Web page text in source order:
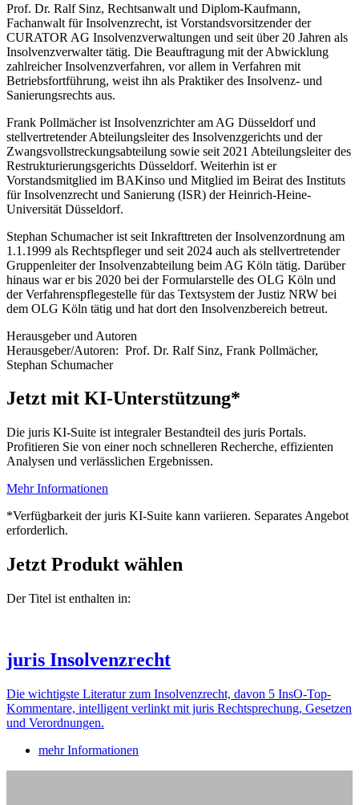
Prof. Dr. Ralf Sinz, Rechtsanwalt und Diplom-Kaufmann,
Fachanwalt für Insolvenzrecht, ist Vorstandsvorsitzender der
CURATOR AG Insolvenzverwaltungen und seit über 20 Jahren als
Insolvenzverwalter tätig. Die Beauftragung mit der Abwicklung
zahlreicher Insolvenzverfahren, vor allem in Verfahren mit
Betriebsfortführung, weist ihn als Praktiker des Insolvenz- und
Sanierungsrechts aus.
Frank Pollmächer ist Insolvenzrichter am AG Düsseldorf und
stellvertretender Abteilungsleiter des Insolvenzgerichts und der
Zwangsvollstreckungsabteilung sowie seit 2021 Abteilungsleiter des
Restrukturierungsgerichts Düsseldorf. Weiterhin ist er
Vorstandsmitglied im BAKinso und Mitglied im Beirat des Instituts
für Insolvenzrecht und Sanierung (ISR) der Heinrich-Heine-
Universität Düsseldorf.
Stephan Schumacher ist seit Inkrafttreten der Insolvenzordnung am
1.1.1999 als Rechtspfleger und seit 2024 auch als stellvertretender
Gruppenleiter der Insolvenzabteilung beim AG Köln tätig. Darüber
hinaus war er bis 2020 bei der Formularstelle des OLG Köln und
der Verfahrenspflegestelle für das Textsystem der Justiz NRW bei
dem OLG Köln tätig und hat dort den Insolvenzbereich betreut.
Herausgeber und Autoren
Herausgeber/Autoren: Prof. Dr. Ralf Sinz, Frank Pollmächer,
Stephan Schumacher
Jetzt mit KI-Unterstützung*
Die juris KI-Suite ist integraler Bestandteil des juris Portals.
Profitieren Sie von einer noch schnelleren Recherche, effizienten
Analysen und verlässlichen Ergebnissen.
Mehr Informationen
*Verfügbarkeit der juris KI-Suite kann variieren. Separates Angebot
erforderlich.
Jetzt Produkt wählen
Der Titel ist enthalten in:
juris Insolvenzrecht
Die wichtigste Literatur zum Insolvenzrecht, davon 5 InsO-Top-
Kommentare, intelligent verlinkt mit juris Rechtsprechung, Gesetzen
und Verordnungen.
mehr Informationen